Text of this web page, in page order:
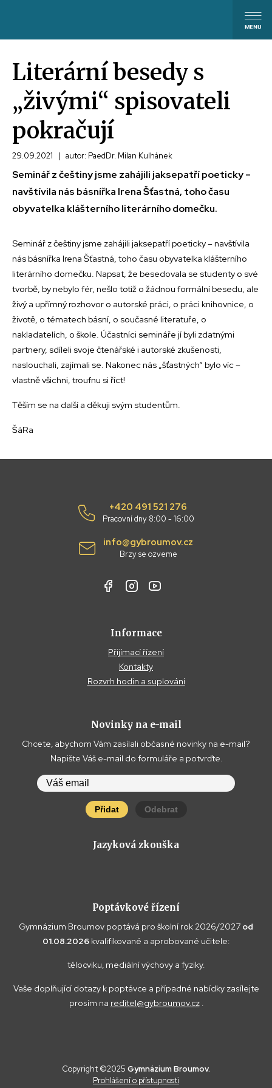
Literární besedy s
„živými“ spisovateli
pokračují
29.09.2021 | autor: PaedDr. Milan Kulhánek
Seminář z češtiny jsme zahájili jaksepatří poeticky –
navštívila nás básnířka Irena Šťastná, toho času
obyvatelka klášterního literárního domečku.
Seminář z češtiny jsme zahájili jaksepatří poeticky – navštívila
nás básnířka Irena Šťastná, toho času obyvatelka klášterního
literárního domečku. Napsat, že besedovala se studenty o své
tvorbě, by nebylo fér, nešlo totiž o žádnou formální besedu, ale
živý a upřímný rozhovor o autorské práci, o práci knihovnice, o
životě, o tématech básní, o současné literatuře, o
nakladatelích, o škole. Účastníci semináře jí byli zdatnými
partnery, sdíleli svoje čtenářské i autorské zkušenosti,
naslouchali, zajímali se. Nakonec nás „šťastných“ bylo víc –
vlastně všichni, troufnu si říct!
Těším se na další a děkuji svým studentům.
ŠáRa
+420 491 521 276
Pracovní dny 8:00 - 16:00
info@gybroumov.cz
Brzy se ozveme
Informace
Přijímací řízení
Kontakty
Rozvrh hodin a suplování
Novinky na e-mail
Chcete, abychom Vám zasílali občasné novinky na e-mail?
Napište Váš e-mail do formuláře a potvrďte.
Přidat Odebrat
Jazyková zkouška
Poptávkové řízení
Gymnázium Broumov poptává pro školní rok 2026/2027 od
01.08.2026 kvalifikované a aprobované učitele:
tělocviku, mediální výchovy a fyziky.
Vaše doplňující dotazy k poptávce a případné nabídky zasílejte
prosím na reditel@gybroumov.cz.
Copyright ©2025 Gymnázium Broumov.
Prohlášení o přístupnosti